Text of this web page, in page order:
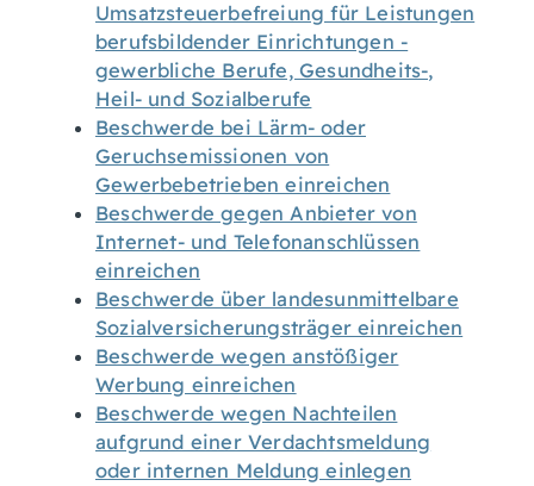
Umsatzsteuerbefreiung für Leistungen
berufsbildender Einrichtungen -
gewerbliche Berufe, Gesundheits-,
Heil- und Sozialberufe
Beschwerde bei Lärm- oder
Geruchsemissionen von
Gewerbebetrieben einreichen
Beschwerde gegen Anbieter von
Internet- und Telefonanschlüssen
einreichen
Beschwerde über landesunmittelbare
Sozialversicherungsträger einreichen
Beschwerde wegen anstößiger
Werbung einreichen
Beschwerde wegen Nachteilen
aufgrund einer Verdachtsmeldung
oder internen Meldung einlegen